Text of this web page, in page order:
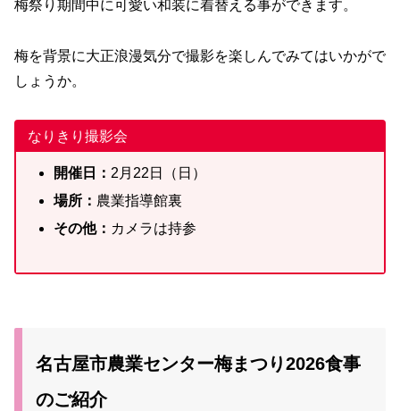
梅祭り期間中に可愛い和装に着替える事ができます。
梅を背景に大正浪漫気分で撮影を楽しんでみてはいかがで
しょうか。
なりきり撮影会
開催日： 2月22日（日）
場所： 農業指導館裏
その他： カメラは持参
名古屋市農業センター梅まつり2026食事
のご紹介